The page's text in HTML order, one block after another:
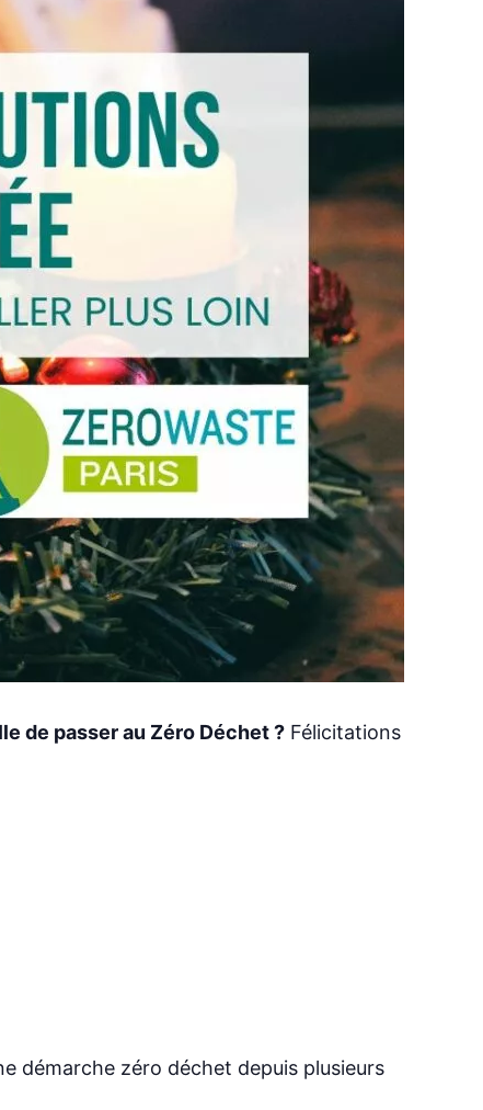
de passer au Zéro Déchet ? Félicitations
démarche zéro déchet depuis plusieurs